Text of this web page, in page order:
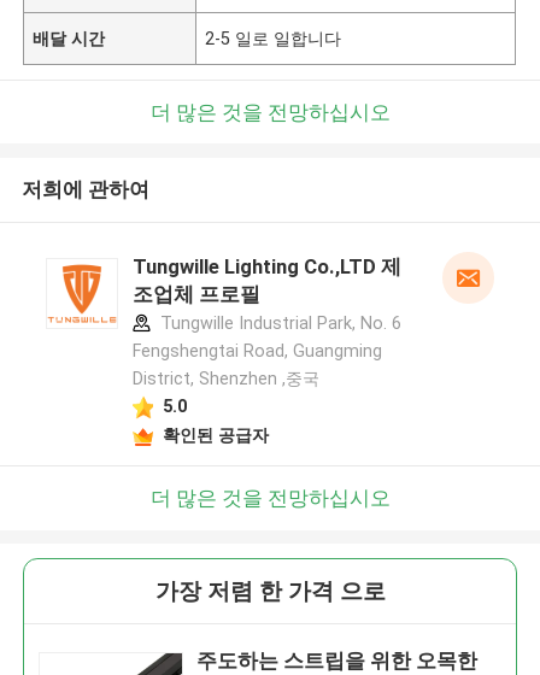
배달 시간 2-5 일로 일합니다
더 많은 것을 전망하십시오
저희에 관하여
Tungwille Lighting Co.,LTD 제
조업체 프로필
Tungwille Industrial Park, No. 6
Fengshengtai Road, Guangming
District, Shenzhen ,중국
5.0
확인된 공급자
더 많은 것을 전망하십시오
가장 저렴 한 가격 으로
주도하는 스트립을 위한 오목한